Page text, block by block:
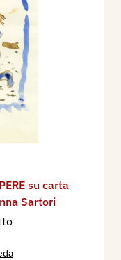
su carta
Sartori